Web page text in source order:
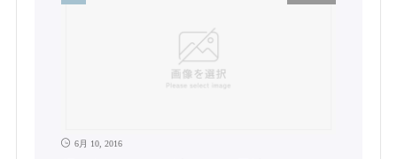
6月 10, 2016